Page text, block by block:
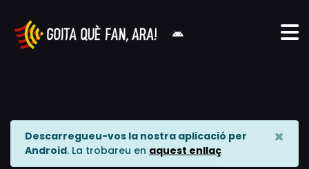
Descarregueu-vos la nostra aplicació per
Android. La trobareu en aquest enllaç
×